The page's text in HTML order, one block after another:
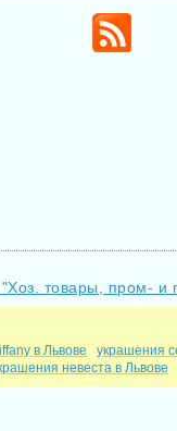
товары, пром- и
в Львове украшения
невеста в Львове